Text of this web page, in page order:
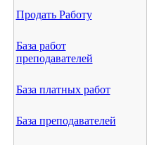
Продать Работу
База работ
преподавателей
База платных работ
База преподавателей